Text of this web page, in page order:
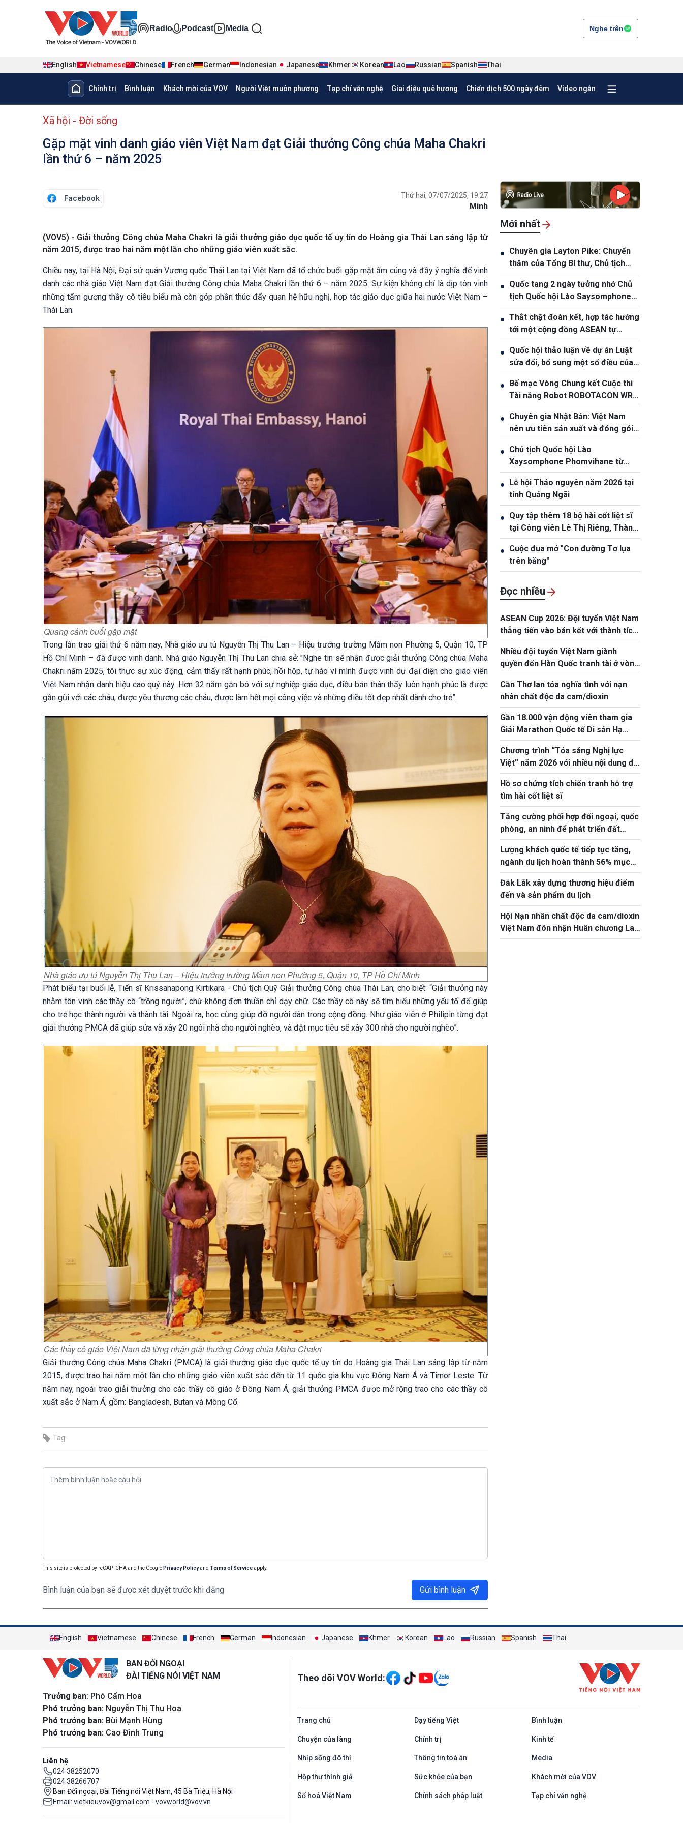
Đa phương tiện tiếng Việt
Radio Podcast Media Nghe trên
English Vietnamese Chinese French German Indonesian Japanese Khmer Korean Lao Russian Spanish Thai
Main navigation
Chính trị Bình luận Khách mời của VOV Người Việt muôn phương Tạp chí văn nghệ Giai điệu quê hương Chiến dịch 500 ngày đêm Video ngắn
menu phụ tiếng Việt
Xã hội - Đời sống
Gặp mặt vinh danh giáo viên Việt Nam đạt Giải thưởng Công chúa Maha Chakri
lần thứ 6 – năm 2025
Facebook Thứ hai, 07/07/2025, 19:27
Minh
(VOV5) - Giải thưởng Công chúa Maha Chakri là giải thưởng giáo dục quốc tế uy tín do Hoàng gia Thái Lan sáng lập từ
năm 2015, được trao hai năm một lần cho những giáo viên xuất sắc.
Chiều nay, tại Hà Nội, Đại sứ quán Vương quốc Thái Lan tại Việt Nam đã tổ chức buổi gặp mặt ấm cúng và đầy ý nghĩa để vinh
danh các nhà giáo Việt Nam đạt Giải thưởng Công chúa Maha Chakri lần thứ 6 – năm 2025. Sự kiện không chỉ là dịp tôn vinh
những tấm gương thầy cô tiêu biểu mà còn góp phần thúc đẩy quan hệ hữu nghị, hợp tác giáo dục giữa hai nước Việt Nam –
Thái Lan.
Quang cảnh buổi gặp mặt
Trong lần trao giải thứ 6 năm nay, Nhà giáo ưu tú Nguyễn Thị Thu Lan – Hiệu trưởng trường Mầm non Phường 5, Quận 10, TP
Hồ Chí Minh – đã được vinh danh. Nhà giáo Nguyễn Thị Thu Lan chia sẻ: "Nghe tin sẽ nhận được giải thưởng Công chúa Maha
Chakri năm 2025, tôi thực sự xúc động, cảm thấy rất hạnh phúc, hồi hộp, tự hào vì mình được vinh dự đại diện cho giáo viên
Việt Nam nhận danh hiệu cao quý này. Hơn 32 năm gắn bó với sự nghiệp giáo dục, điều bản thân thấy luôn hạnh phúc là được
gần gũi với các cháu, được yêu thương các cháu, được làm hết mọi công việc và những điều tốt đẹp nhất dành cho trẻ”.
Nhà giáo ưu tú Nguyễn Thị Thu Lan – Hiệu trưởng trường Mầm non Phường 5, Quận 10, TP Hồ Chí Minh
Phát biểu tại buổi lễ, Tiến sĩ Krissanapong Kirtikara - Chủ tịch Quỹ Giải thưởng Công chúa Thái Lan, cho biết: “Giải thưởng này
nhằm tôn vinh các thầy cô “trồng người”, chứ không đơn thuần chỉ dạy chữ. Các thầy cô này sẽ tìm hiểu những yếu tố để giúp
cho trẻ học thành người và thành tài. Ngoài ra, học cũng giúp đỡ người dân trong cộng đồng. Như giáo viên ở Philipin từng đạt
giải thưởng PMCA đã giúp sửa và xây 20 ngôi nhà cho người nghèo, và đặt mục tiêu sẽ xây 300 nhà cho người nghèo”.
Các thầy cô giáo Việt Nam đã từng nhận giải thưởng Công chúa Maha Chakri
Giải thưởng Công chúa Maha Chakri (PMCA) là giải thưởng giáo dục quốc tế uy tín do Hoàng gia Thái Lan sáng lập từ năm
2015, được trao hai năm một lần cho những giáo viên xuất sắc đến từ 11 quốc gia khu vực Đông Nam Á và Timor Leste. Từ
năm nay, ngoài trao giải thưởng cho các thầy cô giáo ở Đông Nam Á, giải thưởng PMCA được mở rộng trao cho các thầy cô
xuất sắc ở Nam Á, gồm: Bangladesh, Butan và Mông Cổ.
Tag:
This site is protected by reCAPTCHA and the Google Privacy Policyand Terms of Serviceapply.
Bình luận của bạn sẽ được xét duyệt trước khi đăng Gửi bình luận
Mới nhất
● Chuyên gia Layton Pike: Chuyến
thăm của Tổng Bí thư, Chủ tịch
nước Tô Lâm khẳng định độ tin
cậy ngày càng cao giữa Việt Nam
và Australia
● Quốc tang 2 ngày tưởng nhớ Chủ
tịch Quốc hội Lào Saysomphone
Phomvihane
● Thắt chặt đoàn kết, hợp tác hướng
tới một cộng đồng ASEAN tự
cường và bền vững
● Quốc hội thảo luận về dự án Luật
sửa đổi, bổ sung một số điều của
Luật Ngân hàng Nhà nước Việt
Nam, Luật Phòng, chống rửa tiền
● Bế mạc Vòng Chung kết Cuộc thi
Tài năng Robot ROBOTACON WRO
– 2026
● Chuyên gia Nhật Bản: Việt Nam
nên ưu tiên sản xuất và đóng gói
chip bán dẫn
● Chủ tịch Quốc hội Lào
Xaysomphone Phomvihane từ
trần
● Lễ hội Thảo nguyên năm 2026 tại
tỉnh Quảng Ngãi
● Quy tập thêm 18 bộ hài cốt liệt sĩ
tại Công viên Lê Thị Riêng, Thành
phố Hồ Chí Minh
● Cuộc đua mở "Con đường Tơ lụa
trên băng"
Đọc nhiều
ASEAN Cup 2026: Đội tuyển Việt Nam
thẳng tiến vào bán kết với thành tích
nhất bảng
Nhiều đội tuyển Việt Nam giành
quyền đến Hàn Quốc tranh tài ở vòng
chung kết NYPC 2026
Cần Thơ lan tỏa nghĩa tình với nạn
nhân chất độc da cam/dioxin
Gần 18.000 vận động viên tham gia
Giải Marathon Quốc tế Di sản Hạ
Long 2026
Chương trình “Tỏa sáng Nghị lực
Việt” năm 2026 với nhiều nội dung đổi
mới, thiết thực
Hồ sơ chứng tích chiến tranh hỗ trợ
tìm hài cốt liệt sĩ
Tăng cường phối hợp đối ngoại, quốc
phòng, an ninh để phát triển đất
nước
Lượng khách quốc tế tiếp tục tăng,
ngành du lịch hoàn thành 56% mục
tiêu năm 2026
Đắk Lắk xây dựng thương hiệu điểm
đến và sản phẩm du lịch
Hội Nạn nhân chất độc da cam/dioxin
Việt Nam đón nhận Huân chương Lao
động hạng Nhì
English Vietnamese Chinese French German Indonesian Japanese Khmer Korean Lao Russian Spanish Thai
BAN ĐỐI NGOẠI
ĐÀI TIẾNG NÓI VIỆT NAM
Trưởng ban: Phó Cẩm Hoa
Phó trưởng ban: Nguyễn Thị Thu Hoa
Phó trưởng ban: Bùi Mạnh Hùng
Phó trưởng ban: Cao Đình Trung
Liên hệ
024 38252070
024 38266707
Ban Đối ngoại, Đài Tiếng nói Việt Nam, 45 Bà Triệu, Hà Nội
Email: vietkieuvov@gmail.com - vovworld@vov.vn
Theo dõi VOV World:
Trang chủ Dạy tiếng Việt Bình luận
Chuyện của làng Chính trị Kinh tế
Nhịp sống đô thị Thông tin toà án Media
Hộp thư thính giả Sức khỏe của bạn Khách mời của VOV
Số hoá Việt Nam Chính sách pháp luật Tạp chí văn nghệ